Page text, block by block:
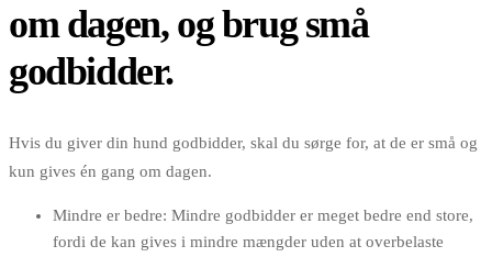
om dagen, og brug små
godbidder.
Hvis du giver din hund godbidder, skal du sørge for, at de er små og
kun gives én gang om dagen.
Mindre er bedre: Mindre godbidder er meget bedre end store,
fordi de kan gives i mindre mængder uden at overbelaste